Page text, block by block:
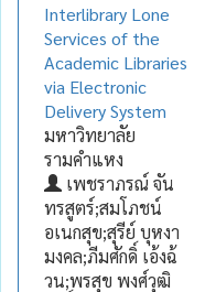
Interlibrary Lone
Services of the
Academic Libraries
via Electronic
Delivery System
มหาวิทยาลัย
รามคำแหง
เพชราภรณ์ จัน
ทรสูตร์;สมโภชน์
อเนกสุข;สุรีย์ บุหงา
มงคล;ภีมศักดิ์ เอ้งฉ้
วน;พรสุข พงศ์วุฒิ